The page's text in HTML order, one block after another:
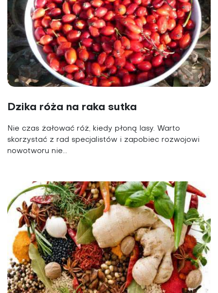
Dzika róża na raka sutka
Nie czas żałować róż, kiedy płoną lasy. Warto
skorzystać z rad specjalistów i zapobiec rozwojowi
nowotworu nie...